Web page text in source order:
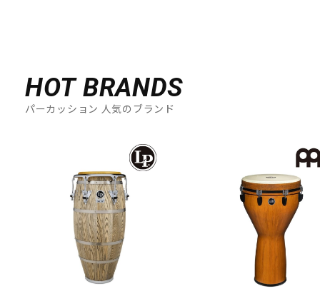
HOT BRANDS
パーカッション 人気のブランド